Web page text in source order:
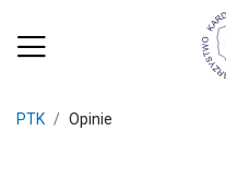
PTK Opinie